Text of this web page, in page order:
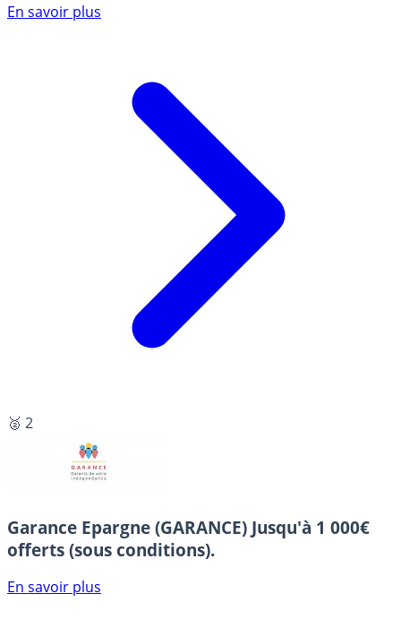
En savoir plus
🥈 2
Garance Epargne (GARANCE) Jusqu'à 1 000€
offerts (sous conditions).
En savoir plus